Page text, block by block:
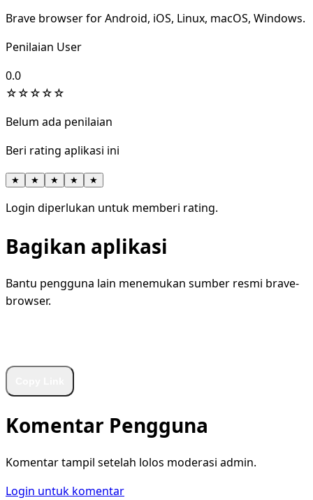
Brave browser for Android, iOS, Linux, macOS, Windows.
Penilaian User
0.0
☆☆☆☆☆
Belum ada penilaian
Beri rating aplikasi ini
★ ★ ★ ★ ★
Login diperlukan untuk memberi rating.
Bagikan aplikasi
Bantu pengguna lain menemukan sumber resmi brave-
browser.
Komentar Pengguna
Komentar tampil setelah lolos moderasi admin.
Login untuk komentar